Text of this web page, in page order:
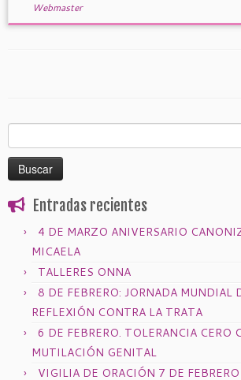
Webmaster
Entradas recientes
4 DE MARZO ANIVERSARIO
MICAELA
TALLERES ONNA
8 DE FEBRERO: JORNADA MUNDIAL
REFLEXIÓN CONTRA LA TRATA
6 DE FEBRERO. TOLERANCIA CERO
MUTILACIÓN GENITAL
VIGILIA DE ORACIÓN 7 DE FEBRERO